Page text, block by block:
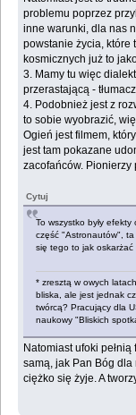
problemu poprzez
inne warunki, dla nas
powstanie życia, które
kosmicznych już to
3. Mamy tu więc
przerastającą -
4. Podobnież jest z
to sobie wyobrazić,
Ogień jest filmem,
jest tam pokazane
zacofańców. Pionierzy
Cytuj
To wszystko były
część "Astronautów",
się tego to jak oskarżać
* zresztą w owych
bliska, ale jest jednak
twórcą? Pracujący dla
naukowy "Bliskich
Natomiast ufoki
samą, jak Pan Bóg dla
ciężko się żyje. A